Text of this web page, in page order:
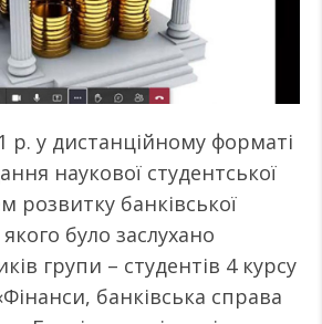
р. у дистанційному форматі
наукової студентської
розвитку банківської
було заслухано
групи – студентів 4 курсу
банківська справа